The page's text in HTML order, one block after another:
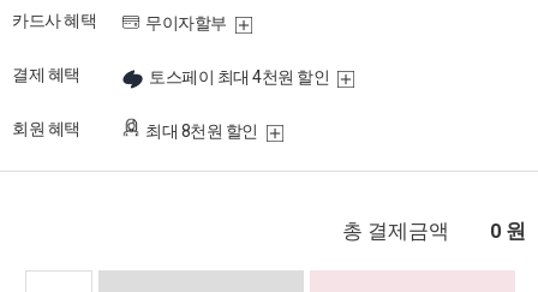
카드사 혜택 무이자할부
결제 혜택 토스페이 최대 4천원 할인
회원 혜택 최대 8천원 할인
총 결제금액 0 원